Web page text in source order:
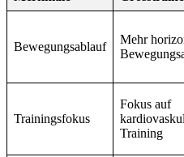
Bewegungsablauf
Mehr
Trainingsfokus
Fokus auf
Training